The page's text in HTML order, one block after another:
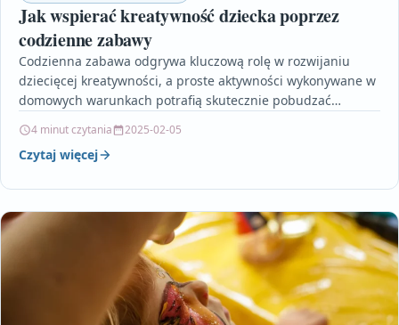
Jak wspierać kreatywność dziecka poprzez
codzienne zabawy
Codzienna zabawa odgrywa kluczową rolę w rozwijaniu
dziecięcej kreatywności, a proste aktywności wykonywane w
domowych warunkach potrafią skutecznie pobudzać
4 minut czytania 2025-02-05
Czytaj więcej